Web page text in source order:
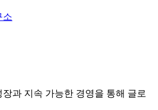
소
과 지속 가능한 경영을 통해 글로